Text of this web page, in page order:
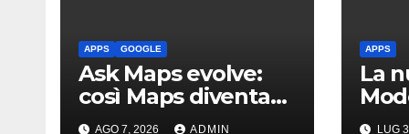
APPS GOOGLE
Ask Maps evolve:
così Maps diventa
più intelligente
AGO 7, 2026 ADMIN
APPS
La
LUG